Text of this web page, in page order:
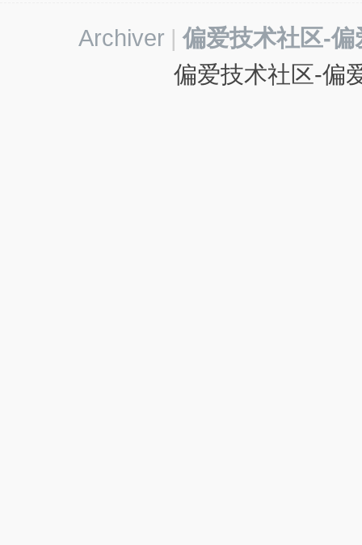
Archiver | 偏爱技术社区-
偏爱技术社区-偏